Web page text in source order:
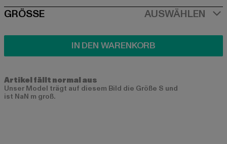
SIZE
GRÖSSE AUSWÄHLEN
IN DEN WARENKORB
Artikel fällt normal aus
Unser Model trägt auf diesem Bild die Größe S und
ist NaN m groß.